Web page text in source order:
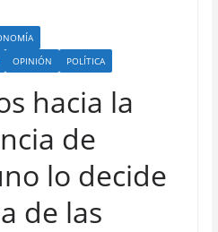
OPINIÓN POLÍTICA
hacia la
de
lo decide
de las